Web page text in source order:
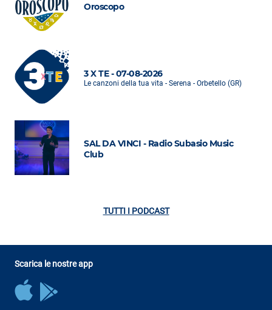
Oroscopo
3 X TE - 07-08-2026
Le canzoni della tua vita - Serena - Orbetello (GR)
SAL DA VINCI - Radio Subasio Music
Club
TUTTI I PODCAST
Scarica le nostre app